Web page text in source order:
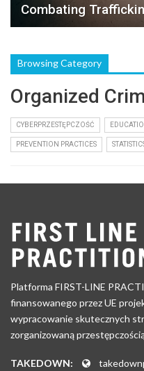
Combating
Browsing Category
Organized
CYBERPRZESTĘPCZOŚĆ
PREVENTION PRACTICES
Platforma FIRST-LINE
finansowanego przez UE
wypracowanie skutecznych
zorganizowaną
TAKEDOWN: